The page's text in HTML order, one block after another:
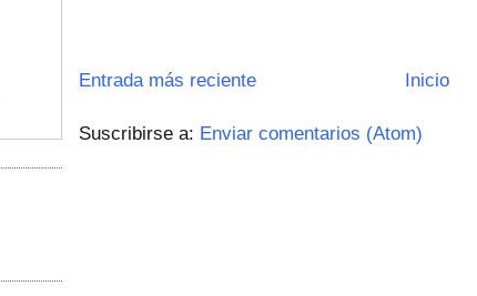
Entrada más reciente Inicio
Suscribirse a: Enviar comentarios (Atom)